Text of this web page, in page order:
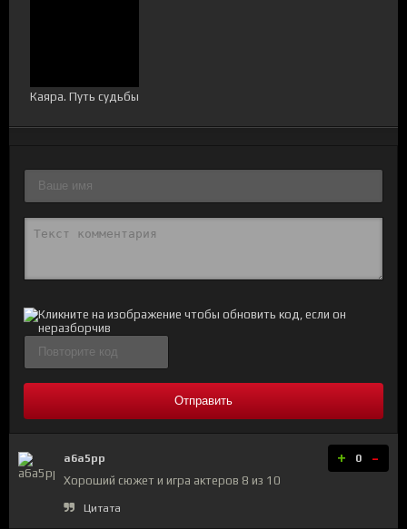
Каяра. Путь судьбы
Отправить
a6a5pp + 0 -
Хороший сюжет и игра актеров 8 из 10
Цитата